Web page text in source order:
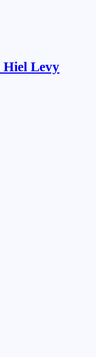
Hiel Levy